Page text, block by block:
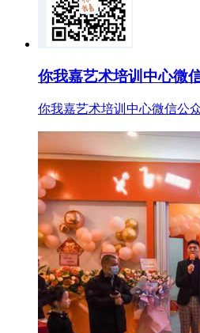
你我嘉艺术培训中心微
你我嘉艺术培训中心微信公